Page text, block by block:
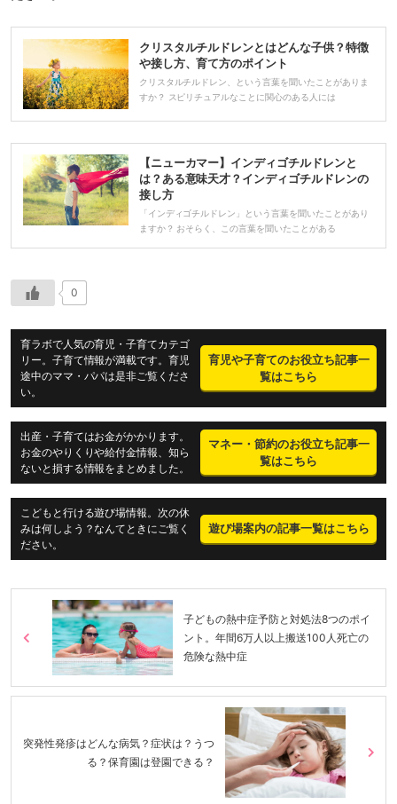
クリスタルチルドレンとはどんな子供？特徴
や接し方、育て方のポイント
クリスタルチルドレン、という言葉を聞いたことがありま
すか？ スピリチュアルなことに関心のある人には
【ニューカマー】インディゴチルドレンと
は？ある意味天才？インディゴチルドレンの
接し方
「インディゴチルドレン」という言葉を聞いたことがあり
ますか？ おそらく、この言葉を聞いたことがある
0
育ラボで人気の育児・子育てカテゴ
リー。子育て情報が満載です。育児
途中のママ・パパは是非ご覧くださ
い。
育児や子育てのお役立ち記事一
覧はこちら
出産・子育てはお金がかかります。
お金のやりくりや給付金情報、知ら
ないと損する情報をまとめました。
マネー・節約のお役立ち記事一
覧はこちら
こどもと行ける遊び場情報。次の休
みは何しよう？なんてときにご覧く
ださい。
遊び場案内の記事一覧はこちら
子どもの熱中症予防と対処法8つのポイ
ント。年間6万人以上搬送100人死亡の
危険な熱中症
突発性発疹はどんな病気？症状は？うつ
る？保育園は登園できる？